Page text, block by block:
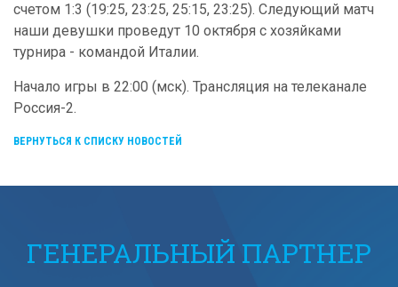
счетом 1:3 (19:25, 23:25, 25:15, 23:25). Следующий матч
наши девушки проведут 10 октября с хозяйками
турнира - командой Италии.
Начало игры в 22:00 (мск). Трансляция на телеканале
Россия-2.
ВЕРНУТЬСЯ К СПИСКУ НОВОСТЕЙ
ГЕНЕРАЛЬНЫЙ ПАРТНЕР